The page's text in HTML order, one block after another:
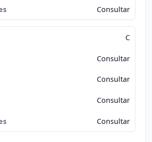
Consultar
C
Consultar
Consultar
Consultar
Consultar